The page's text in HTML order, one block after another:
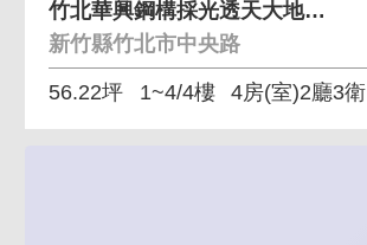
竹北華興鋼構採光透天大地坪附電動樁可停4車位
新竹縣竹北市中央路
56.22坪 1~4/4樓 4房(室)2廳3衛